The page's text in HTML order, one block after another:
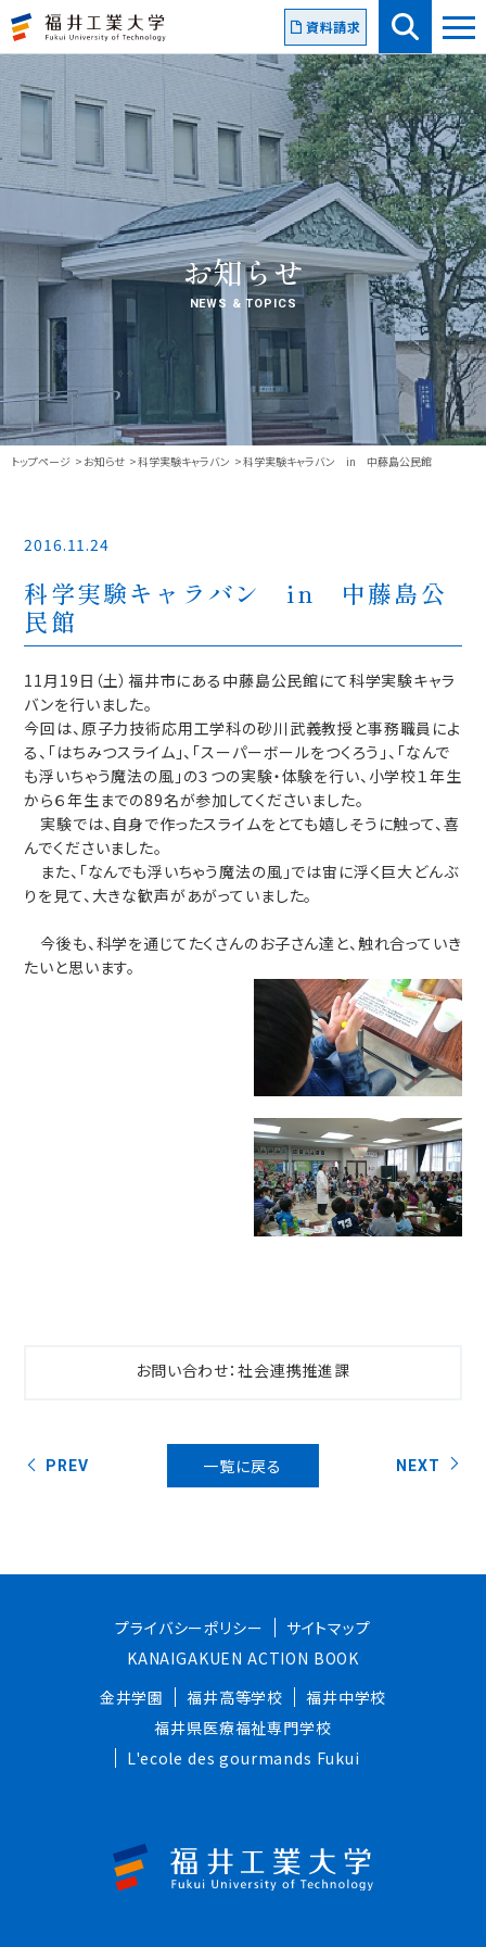
資料請求
お知らせ
NEWS & TOPICS
トップページ お知らせ 科学実験キャラバン 科学実験キャラバン in 中藤島公民館
2016.11.24
科学実験キャラバン in 中藤島公
民館
11月19日（土）福井市にある中藤島公民館にて科学実験キャラ
バンを行いました。
今回は、原子力技術応用工学科の砂川武義教授と事務職員によ
る、「はちみつスライム」、「スーパーボールをつくろう」、「なんで
も浮いちゃう魔法の風」の３つの実験・体験を行い、小学校１年生
から６年生までの89名が参加してくださいました。
実験では、自身で作ったスライムをとても嬉しそうに触って、喜
んでくださいました。
また、「なんでも浮いちゃう魔法の風」では宙に浮く巨大どんぶ
りを見て、大きな歓声があがっていました。
今後も、科学を通じてたくさんのお子さん達と、触れ合っていき
たいと思います。
お問い合わせ：社会連携推進課
PREV 一覧に戻る NEXT
プライバシーポリシー
サイトマップ
KANAIGAKUEN ACTION BOOK
金井学園
福井高等学校
福井中学校
福井県医療福祉専門学校
L'ecole des gourmands Fukui